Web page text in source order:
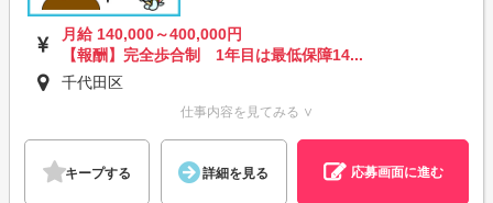
月給 140,000～400,000円
【報酬】完全歩合制 1年目は最低保障14...
千代田区
仕事内容を見てみる ∨
キープする 詳細を見る 応募画面に進む